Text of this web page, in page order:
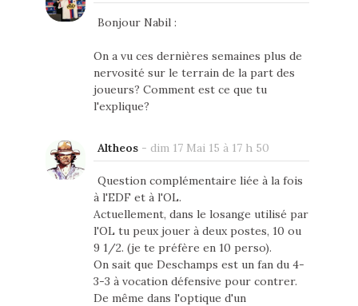
Bonjour Nabil :
On a vu ces dernières semaines plus de
nervosité sur le terrain de la part des
joueurs? Comment est ce que tu
l'explique?
Altheos- dim 17 Mai 15 à 17 h 50
Question complémentaire liée à la fois
à l'EDF et à l'OL.
Actuellement, dans le losange utilisé par
l'OL tu peux jouer à deux postes, 10 ou
9 1/2. (je te préfère en 10 perso).
On sait que Deschamps est un fan du 4-
3-3 à vocation défensive pour contrer.
De même dans l'optique d'un